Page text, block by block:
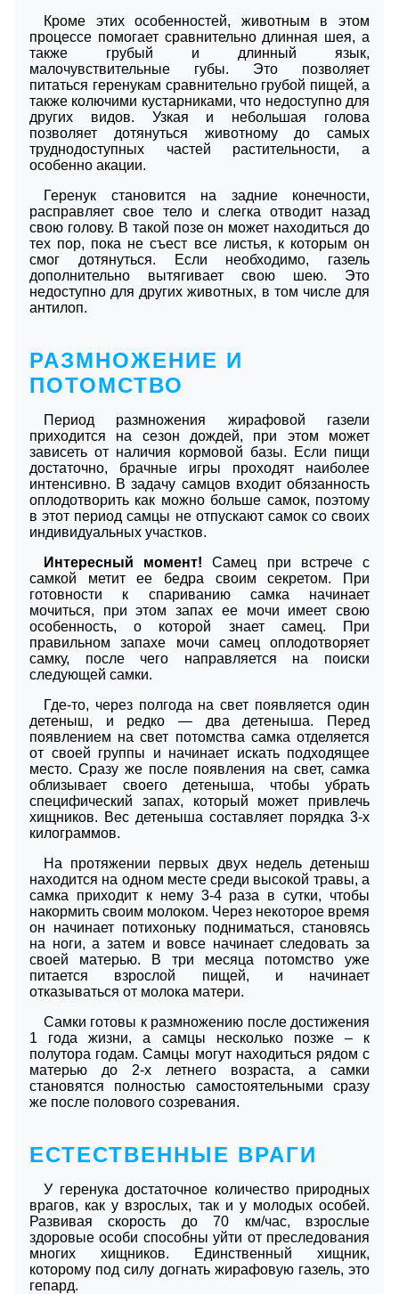
Кроме этих особенностей, животным в этом
процессе помогает сравнительно длинная шея, а
также грубый и длинный язык,
малочувствительные губы. Это позволяет
питаться геренукам сравнительно грубой пищей, а
также колючими кустарниками, что недоступно для
других видов. Узкая и небольшая голова
позволяет дотянуться животному до самых
труднодоступных частей растительности, а
особенно акации.
Геренук становится на задние конечности,
расправляет свое тело и слегка отводит назад
свою голову. В такой позе он может находиться до
тех пор, пока не съест все листья, к которым он
смог дотянуться. Если необходимо, газель
дополнительно вытягивает свою шею. Это
недоступно для других животных, в том числе для
антилоп.
РАЗМНОЖЕНИЕ И
ПОТОМСТВО
Период размножения жирафовой газели
приходится на сезон дождей, при этом может
зависеть от наличия кормовой базы. Если пищи
достаточно, брачные игры проходят наиболее
интенсивно. В задачу самцов входит обязанность
оплодотворить как можно больше самок, поэтому
в этот период самцы не отпускают самок со своих
индивидуальных участков.
Интересный момент! Самец при встрече с
самкой метит ее бедра своим секретом. При
готовности к спариванию самка начинает
мочиться, при этом запах ее мочи имеет свою
особенность, о которой знает самец. При
правильном запахе мочи самец оплодотворяет
самку, после чего направляется на поиски
следующей самки.
Где-то, через полгода на свет появляется один
детеныш, и редко — два детеныша. Перед
появлением на свет потомства самка отделяется
от своей группы и начинает искать подходящее
место. Сразу же после появления на свет, самка
облизывает своего детеныша, чтобы убрать
специфический запах, который может привлечь
хищников. Вес детеныша составляет порядка 3-х
килограммов.
На протяжении первых двух недель детеныш
находится на одном месте среди высокой травы, а
самка приходит к нему 3-4 раза в сутки, чтобы
накормить своим молоком. Через некоторое время
он начинает потихоньку подниматься, становясь
на ноги, а затем и вовсе начинает следовать за
своей матерью. В три месяца потомство уже
питается взрослой пищей, и начинает
отказываться от молока матери.
Самки готовы к размножению после достижения
1 года жизни, а самцы несколько позже – к
полутора годам. Самцы могут находиться рядом с
матерью до 2-х летнего возраста, а самки
становятся полностью самостоятельными сразу
же после полового созревания.
ЕСТЕСТВЕННЫЕ ВРАГИ
У геренука достаточное количество природных
врагов, как у взрослых, так и у молодых особей.
Развивая скорость до 70 км/час, взрослые
здоровые особи способны уйти от преследования
многих хищников. Единственный хищник,
которому под силу догнать жирафовую газель, это
гепард.